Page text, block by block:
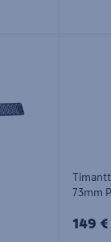
73mm
149 €